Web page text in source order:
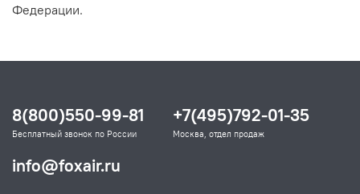
Федерации.
8(800)550-99-81
Бесплатный звонок по России
+7(495)792-01-35
Москва, отдел продаж
info@foxair.ru